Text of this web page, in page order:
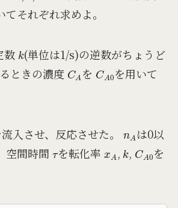
それぞれ求めよ。
数 k(単位は1/s)の逆数がちょうど
ときの濃度 CA を CA 0
を用いて
させ、反応させた。 Aは0以
空間時間 を転化率 , , 0
を